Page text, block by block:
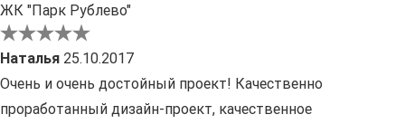
ЖК "Парк Рублево"
Наталья 25.10.2017
Очень и очень достойный проект! Качественно
проработанный дизайн-проект, качественное